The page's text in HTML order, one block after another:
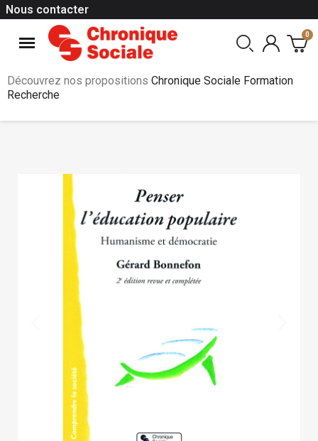
Nous contacter
Découvrez nos propositions Chronique Sociale Formation
Recherche